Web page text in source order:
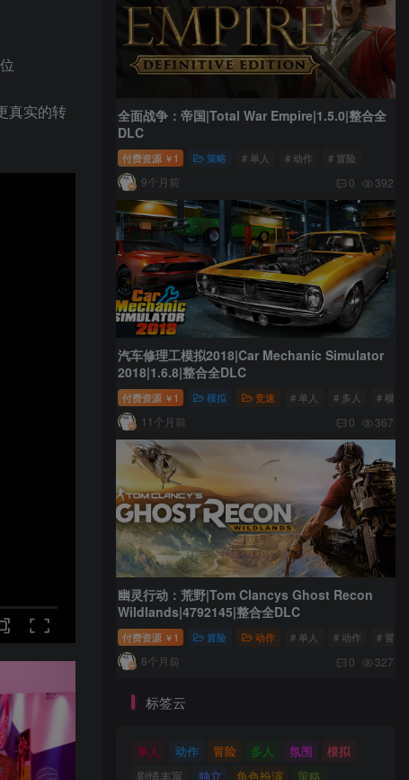
真实的转
全面战争：帝国|Total War Empire|1.5.0|整合全
DLC
付费资源 ￥ 1 策略 # 单人 # 动作 # 冒险
9个月前 0 392
汽车修理工模拟2018|Car Mechanic Simulator
2018|1.6.8|整合全DLC
付费资源 ￥ 1 模拟 竞速 # 单人 # 多人 # 模拟
11个月前 0 367
幽灵行动：荒野|Tom Clancys Ghost Recon
Wildlands|4792145|整合全DLC
付费资源 ￥ 1 冒险 动作 # 单人 # 动作 # 冒险
8个月前 0 327
标签云
单人 动作 冒险 多人 氛围
模拟
剧情丰富
独立 角色扮演
策略